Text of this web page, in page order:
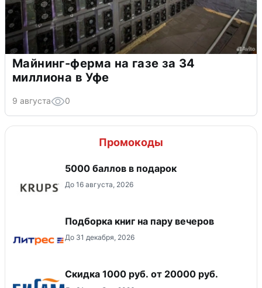
Майнинг-ферма на газе за 34
миллиона в Уфе
9 августа 0
Промокоды
5000 баллов в подарок
До 16 августа, 2026
Подборка книг на пару вечеров
До 31 декабря, 2026
​Скидка 1000 руб. от 20000 руб.